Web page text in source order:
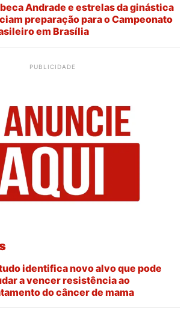
Andrade e estrelas da ginástica
preparação para o Campeonato
em Brasília
PUBLICIDADE
identifica novo alvo que pode
a vencer resistência ao
do câncer de mama